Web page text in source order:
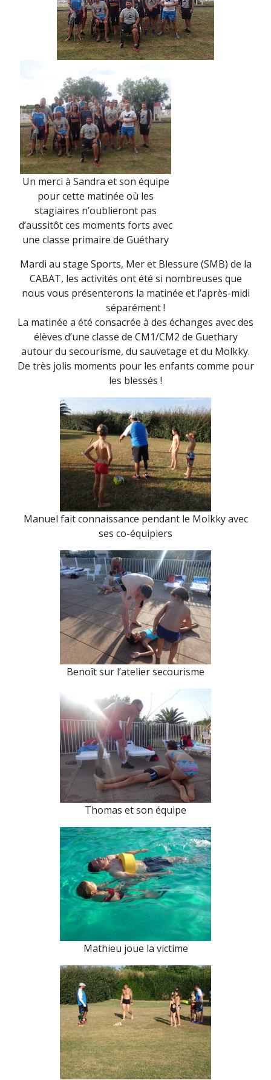
Un merci à Sandra et son équipe
pour cette matinée où les
stagiaires n’oublieront pas
d’aussitôt ces moments forts avec
une classe primaire de Guéthary
Mardi au stage Sports, Mer et Blessure (SMB) de la
CABAT, les activités ont été si nombreuses que
nous vous présenterons la matinée et l’après-midi
séparément !
La matinée a été consacrée à des échanges avec des
élèves d’une classe de CM1/CM2 de Guethary
autour du secourisme, du sauvetage et du Molkky.
De très jolis moments pour les enfants comme pour
les blessés !
Manuel fait connaissance pendant le Molkky avec
ses co-équipiers
Benoît sur l’atelier secourisme
Thomas et son équipe
Mathieu joue la victime